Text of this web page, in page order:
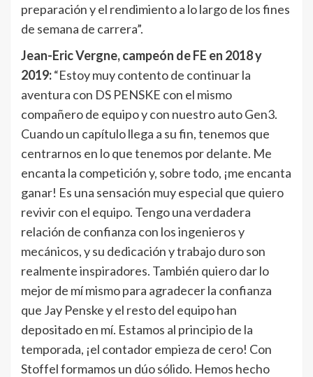
preparación y el rendimiento a lo largo de los fines
de semana de carrera”.
Jean-Eric Vergne, campeón de FE en 2018 y
2019:“Estoy muy contento de continuar la
aventura con DS PENSKE con el mismo
compañero de equipo y con nuestro auto Gen3.
Cuando un capítulo llega a su fin, tenemos que
centrarnos en lo que tenemos por delante. Me
encanta la competición y, sobre todo, ¡me encanta
ganar! Es una sensación muy especial que quiero
revivir con el equipo. Tengo una verdadera
relación de confianza con los ingenieros y
mecánicos, y su dedicación y trabajo duro son
realmente inspiradores. También quiero dar lo
mejor de mí mismo para agradecer la confianza
que Jay Penske y el resto del equipo han
depositado en mí. Estamos al principio de la
temporada, ¡el contador empieza de cero! Con
Stoffel formamos un dúo sólido. Hemos hecho